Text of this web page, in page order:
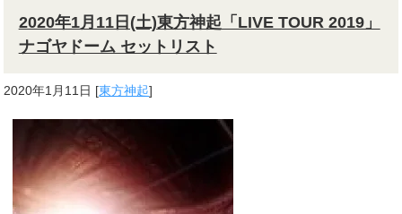
2020年1月11日(土)東方神起「LIVE TOUR 2019」
ナゴヤドーム セットリスト
2020年1月11日 [東方神起]